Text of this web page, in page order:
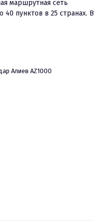
маршрутная сеть
40 пунктов в 25 странах. В
полностью
организации
авиации -
транспорта (IATA).
в Баку, в Международном
отвечает требованиям
Алиев AZ1000